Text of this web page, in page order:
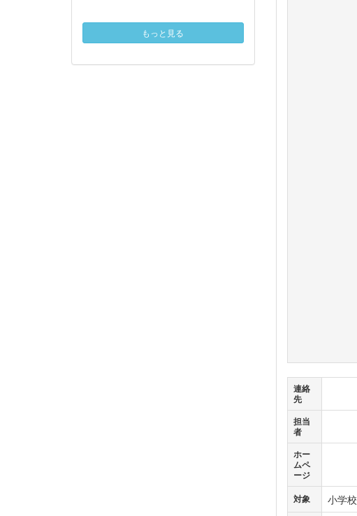
連絡
先
担当
者
ホー
ムペ
ージ
対象
小学校
もっと見る